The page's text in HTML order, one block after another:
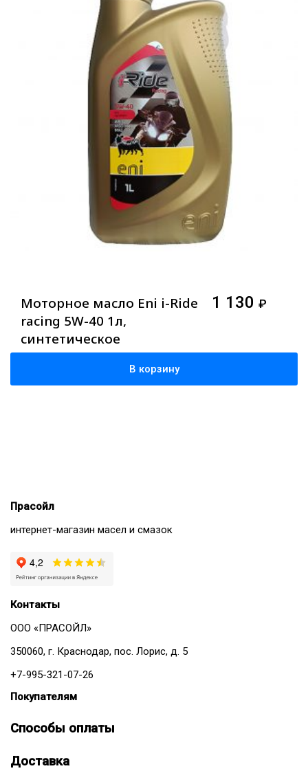
Моторное масло Eni i-Ride
racing 5W-40 1л,
синтетическое
1 130 ₽
В корзину
Прасойл
интернет-магазин масел и смазок
Контакты
ООО «ПРАСОЙЛ»
350060, г. Краснодар, пос. Лорис, д. 5
+7-995-321-07-26
Покупателям
Способы оплаты
Доставка